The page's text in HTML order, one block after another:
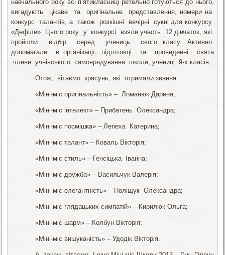
навчального року всі п’ятикласниці ретельно готуються до нього,
вигадують цікаве та оригінальне представлення, номери на
конкурс талантів, а також розкішні вечірні сукні для конкурсу
«Дефіле». Цього року у конкурсі взяли участь 12 дівчаток, які
пройшли відбір серед учениць свого класу. Активно
допомагали в організації, підготовці та проведенні свята
члени учнівського самоврядування школи, учениці 9-х класів.
Отож, вітаємо красунь, які отримали звання:
«Міні-міс оригінальність» – Ломанюк Дарина;
«Міні-міс інтелект» – Прибатень Олександра;
«Міні-міс посмішка» – Лепеха Катерина;
«Міні-міс талант» – Коваль Вікторія;
«Міні-міс стиль» – Генсіцька Іванна;
«Міні-міс дружба» – Васильчук Валерія;
«Міні-міс елегантність» – Поліщук Олександра;
«Міні-міс глядацьких симпатій» – Кирилюк Ольга;
«Міні-міс шарм» – Колбун Вікторія;
«Міні-міс вишуканість» – Удодік Вікторія.